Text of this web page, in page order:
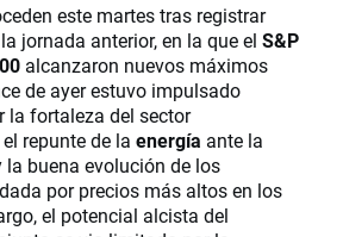
este martes tras registrar
jornada anterior, en la que el S&P
alcanzaron nuevos máximos
de ayer estuvo impulsado
la fortaleza del sector
el repunte de la energía ante la
la buena evolución de los
por precios más altos en los
el potencial alcista del